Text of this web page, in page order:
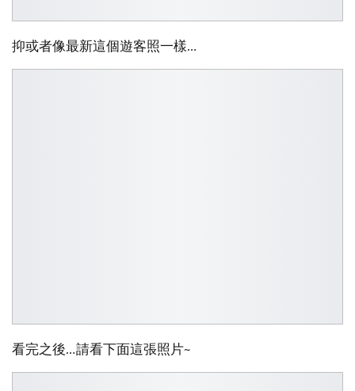
抑或者像最新這個遊客照一樣…
看完之後…請看下面這張照片~